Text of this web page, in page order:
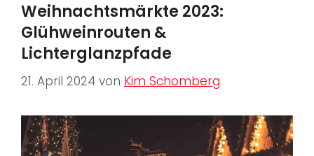
Weihnachtsmärkte 2023:
Glühweinrouten &
Lichterglanzpfade
21. April 2024 von Kim Schomberg